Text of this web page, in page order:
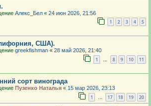
Алекс_Бел « 24 июн 2026, 21:56
1 2 3 4 5
США).
greekfishman « 28 май 2026, 21:40
1 … 8 9 10 11
сорт винограда
Пузенко Наталья « 15 мар 2026, 23:13
1 17 18 19 20